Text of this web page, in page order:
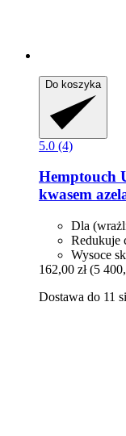
Do koszyka
5.0 (4)
Hemptouch
kwasem
Dla
Redukuje
Wysoce
162,00 zł (5
Dostawa do 11